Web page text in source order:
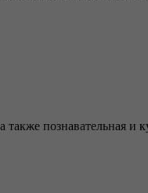
познавательная и